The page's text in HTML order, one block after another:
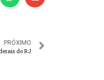
PRÓXIMO
do RJ